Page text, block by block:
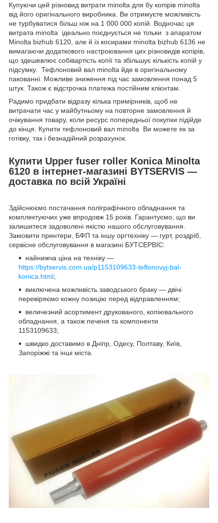
Купуючи цей різновид витрати minolta для бу копірів minolta
від його оригінального виробника. Ви отримуєте можливість
не турбуватися більш ніж на 1 000 000 копій. Водночас ця
витрата minolta ідеально поєднується не тільки з апаратом
Minolta bizhub 6120, але й із косирами minolta bizhub 6136 не
вимагаючи додаткового настроювання цих різновидів копірів,
що здешевлює собівартість копії та збільшує кількість копій у
підсумку. Тефлоновий вал minolta йде в оригінальному
пакованні. Можливе зниження під час замовлення понад 5
штук. Також є відстрочка платежа постійним клієнтам.
Радимо придбати відразу кілька примірників, щоб не
витрачати час у майбутньому на повторне замовлення й
очікування товару, коли ресурс попередньої покупки підійде
до кінця. Купити тефлоновий вал minolta Ви можете як за
готівку, так і безнадійний розрахунок.
Купити Upper fuser roller Konica Minolta
6120 в інтернет-магазині BYTSERVIS —
доставка по всій Україні
Здійснюємо постачання поліграфічного обладнання та
комплектуючих уже впродовж 15 років. Гарантуємо, що ви
залишитеся задоволені якістю нашого обслуговування.
Замовити принтери, БФП та іншу оргтехніку — гурт, роздріб,
сервісне обслуговування в магазині БУТСЕРВІС:
найнижча ціна на техніку —
https://bytservis.com.ua/p1153109633-teflonovyj-bal-
konica.html;
виключена можливість заводського браку — двічі
перевіряємо кожну позицію перед відправленням;
величезний асортимент друкованого, копіювального
обладнання, а також печеня та компоненти
1153109633;
швидко доставимо в Дніпр, Одесу, Полтаву, Київ,
Запоріжжі та інші міста.